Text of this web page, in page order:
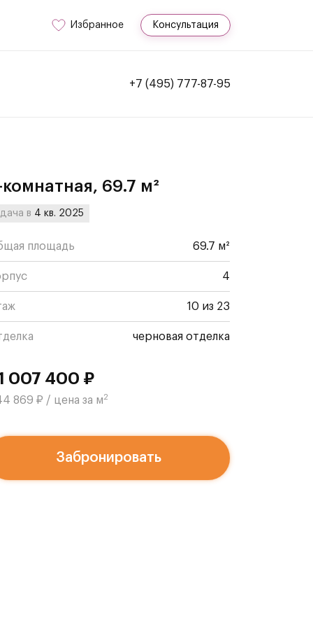
Избранное Консультация
+7 (495) 777-87-95
69.7 м²
в 4 кв. 2025
площадь 69.7 м²
4
10 из 23
черновая отделка
007 400 ₽
869 ₽ / цена за м2
Забронировать